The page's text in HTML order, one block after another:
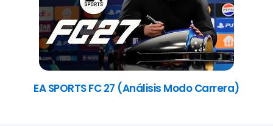
EA SPORTS FC 27 (Análisis Modo Carrera)